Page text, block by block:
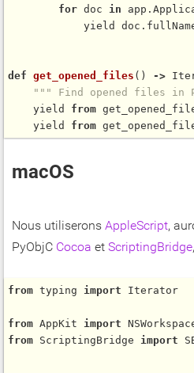
for doc in
yield
def get_opened_files () ->
""" Find opened files in
    yield
from
    yield
from
macOS
Nous utiliserons AppleScript,
PyObjC Cocoa et ScriptingBridge
from typing import Iterator
from AppKit import
from ScriptingBridge import